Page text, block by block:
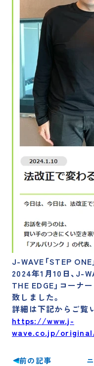
IR情報
お知らせ
不動産売却の無料査
相続や不動産に関
その他お問い合わせ
採用サイト
運営メディア
訳あり物件買取プロ
不動産投資の森
J-WAVE「STEP
2024年1月10日、J-
THE EDGE」コーナ
致しました。
詳細は下記からご覧
https://www.j-
wave.co.jp/
前の記事